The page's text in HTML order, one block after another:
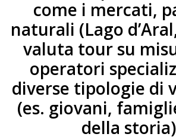
come i mercati,
naturali (Lago
valuta tour su
operatori
diverse tipologie di
(es. giovani,
della